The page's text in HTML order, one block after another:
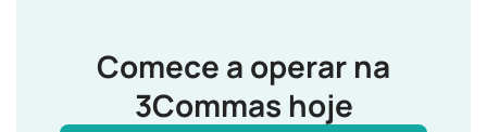
Comece a operar na
3Commas hoje